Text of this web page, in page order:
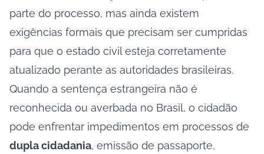
parte do processo, mas ainda existem
exigências formais que precisam ser cumpridas
para que o estado civil esteja corretamente
atualizado perante as autoridades brasileiras.
Quando a sentença estrangeira não é
reconhecida ou averbada no Brasil, o cidadão
pode enfrentar impedimentos em processos de
dupla cidadania, emissão de passaporte,